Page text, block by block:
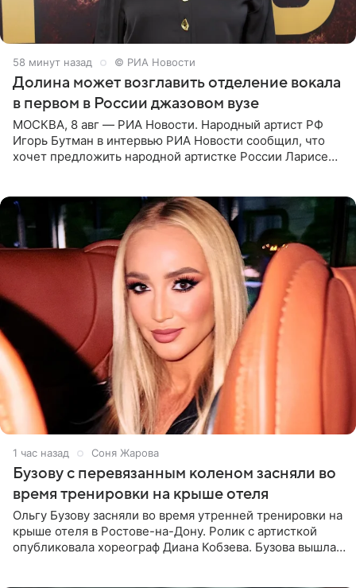
58 минут назад © РИА Новости
Долина может возглавить отделение вокала
в первом в России джазовом вузе
МОСКВА, 8 авг — РИА Новости. Народный артист РФ
Игорь Бутман в интервью РИА Новости сообщил, что
хочет предложить народной артистке России Ларисе
1 час назад Соня Жарова
Бузову с перевязанным коленом засняли во
время тренировки на крыше отеля
Ольгу Бузову засняли во время утренней тренировки на
крыше отеля в Ростове-на-Дону. Ролик с артисткой
опубликовала хореограф Диана Кобзева. Бузова вышла